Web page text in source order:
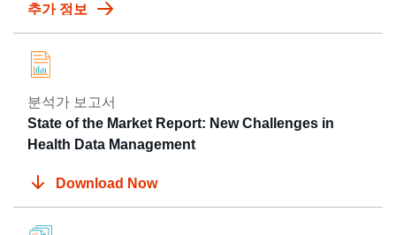
추가 정보
분석가 보고서
State of the Market Report: New Challenges in
Health Data Management
Download Now